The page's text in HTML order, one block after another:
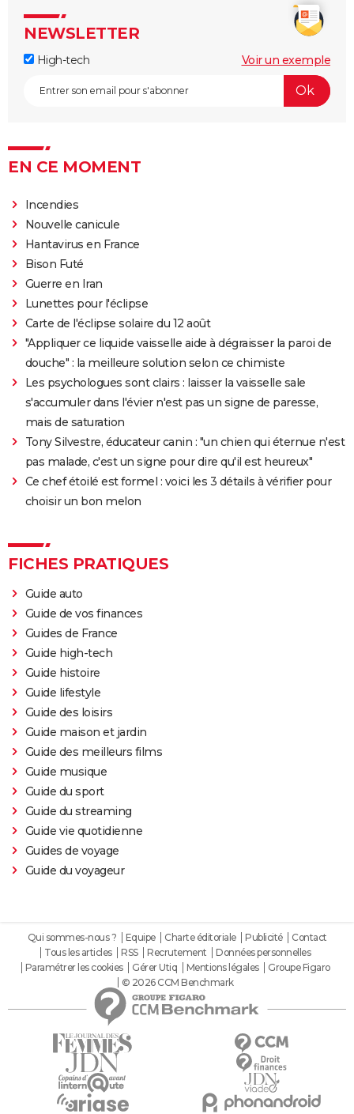
NEWSLETTER
High-tech Voir un exemple
EN CE MOMENT
Incendies
Nouvelle canicule
Hantavirus en France
Bison Futé
Guerre en Iran
Lunettes pour l'éclipse
Carte de l'éclipse solaire du 12 août
"Appliquer ce liquide vaisselle aide à dégraisser la paroi de
douche" : la meilleure solution selon ce chimiste
Les psychologues sont clairs : laisser la vaisselle sale
s'accumuler dans l'évier n'est pas un signe de paresse,
mais de saturation
Tony Silvestre, éducateur canin : "un chien qui éternue n'est
pas malade, c'est un signe pour dire qu'il est heureux"
Ce chef étoilé est formel : voici les 3 détails à vérifier pour
choisir un bon melon
FICHES PRATIQUES
Guide auto
Guide de vos finances
Guides de France
Guide high-tech
Guide histoire
Guide lifestyle
Guide des loisirs
Guide maison et jardin
Guide des meilleurs films
Guide musique
Guide du sport
Guide du streaming
Guide vie quotidienne
Guides de voyage
Guide du voyageur
Qui sommes-nous ? Equipe Charte éditoriale Publicité
Contact
Tous les articles
RSS Recrutement
Données personnelles
Paramétrer les cookies
Gérer Utiq Mentions légales
Groupe Figaro
© 2026 CCM Benchmark